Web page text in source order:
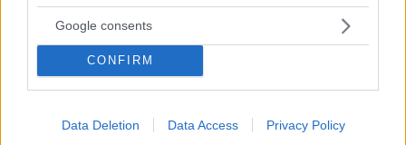
Google consents
CONFIRM
Data Deletion Data Access Privacy Policy